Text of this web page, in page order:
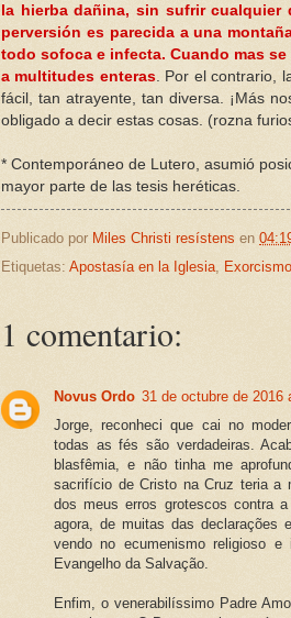
la hierba dañina, sin sufrir
perversión es parecida a una
todo sofoca e infecta. Cuando mas
a multitudes enteras. Por el contrario,
fácil, tan atrayente, tan diversa. ¡Más
obligado a decir estas cosas. (rozna
* Contemporáneo de Lutero, asumió
mayor parte de las tesis heréticas.
Publicado por Miles Christi resístens en
Etiquetas: Apostasía en la Iglesia,
1 comentario:
Novus Ordo 31 de octubre de 2016
Jorge, reconheci que cai no
todas as fés são verdadeiras.
blasfêmia, e não tinha me
sacrifício de Cristo na Cruz teria a
dos meus erros grotescos contra
agora, de muitas das declarações
vendo no ecumenismo religioso
Evangelho da Salvação.
Enfim, o venerabilíssimo Padre